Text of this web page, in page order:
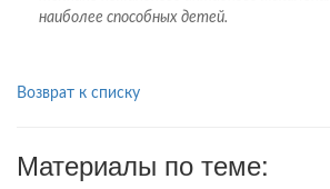
наиболее способных детей.
Возврат к списку
Материалы по теме: